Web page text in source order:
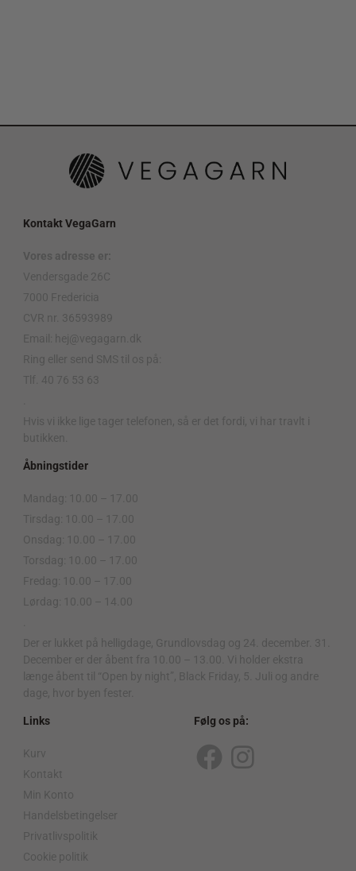
Kontakt VegaGarn
Vores adresse er:
Vendersgade 26C
7000 Fredericia
CVR nr. 36593989
Email: hej@vegagarn.dk
Ring eller send SMS til os på:
Tlf. 40 76 53 63
Hvis vi ikke lige tager telefonen, så er det fordi, vi har travlt i
butikken.
Åbningstider
Mandag: 10.00 – 17.00
Tirsdag: 10.00 – 17.00
Onsdag: 10.00 – 17.00
Torsdag: 10.00 – 17.00
Fredag: 10.00 – 17.00
Lørdag: 10.00 – 14.00
Der er lukket på helligdage, Grundlovsdag og 24. december. 31.
December er der åbent fra 10.00 – 13.00. Vi holder ekstra
længe åbent til “Open by night”, Black Friday, 5. Juli og andre
dage, hvor byen fester.
Links
Kurv
Kontakt
Min Konto
Handelsbetingelser
Privatlivspolitik
Cookie politik
Følg os på:
F
I